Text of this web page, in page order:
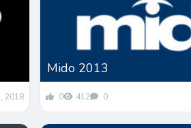
2018
Mido 2013
0 412 0